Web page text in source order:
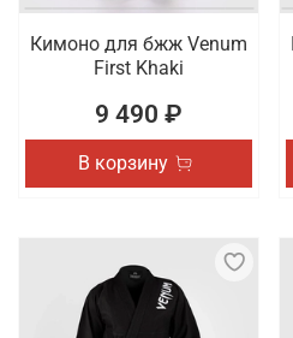
Кимоно для бжж Venum
First Khaki
9 490 ₽
В корзину